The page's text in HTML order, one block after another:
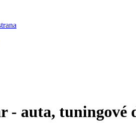
- auta, tuningové